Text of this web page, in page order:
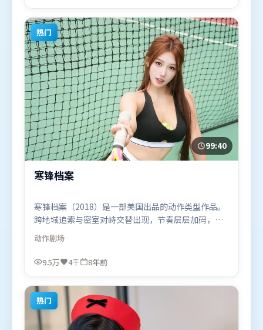
线，适合喜欢悬疑题材的观众观看。
热门
99:40
寒锋档案
寒锋档案（2018）是一部美国出品的动作类型作品。
跨地域追索与密室对峙交替出现，节奏层层加码，张
力持续上扬。叙事线索多线并进，最终在关键节点收
束。由徐克执导，吴京、易烊千玺、刘德华，堺雅人
等联袂出演。影片于2018年4月24日（美国）在部分
动作剧场
9.5万 4千 8年前
热门